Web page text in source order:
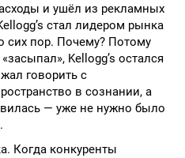
и ушёл из рекламных
стал лидером рынка
сих пор. Почему? Потому
Kellogg’s остался
говорить с
в сознании, а
— уже не нужно было
Когда конкуренты